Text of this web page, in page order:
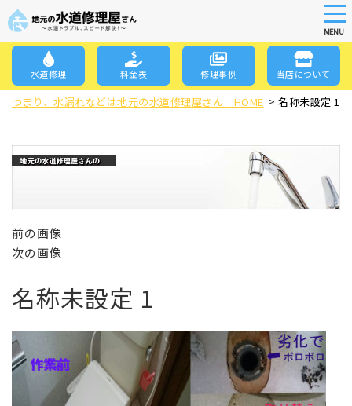
Skip
main
content
MENU
水道修理 料金表 修理事例 当店について
つまり、水漏れなどは地元の水道修理屋さん HOME > 名称未設定 1
前の画像
次の画像
名称未設定 1